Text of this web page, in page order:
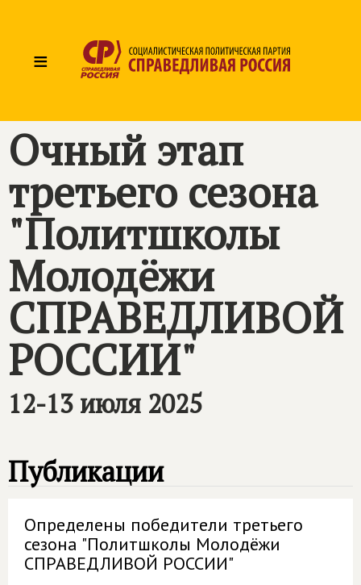
≡
Очный этап
третьего сезона
"Политшколы
Молодёжи
СПРАВЕДЛИВОЙ
РОССИИ"
12-13 июля 2025
Публикации
Определены победители третьего
сезона "Политшколы Молодёжи
СПРАВЕДЛИВОЙ РОССИИ"